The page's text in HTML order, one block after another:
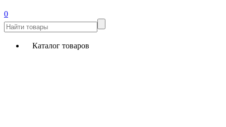
0
Каталог товаров